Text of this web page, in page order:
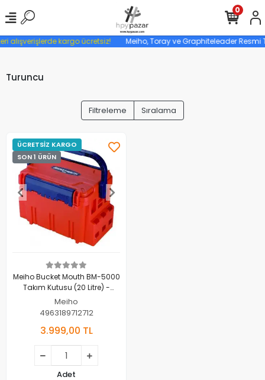
alışverişlerde kargo ücretsiz! Meiho, Toray ve Graphiteleader Resmi
0
Turuncu
Filtreleme Sıralama
ÜCRETSİZ KARGO
SON 1 ÜRÜN
Meiho Bucket Mouth BM-5000
Takım Kutusu (20 Litre) -
Turuncu
Meiho
4963189712712
3.999,00 TL
Adet